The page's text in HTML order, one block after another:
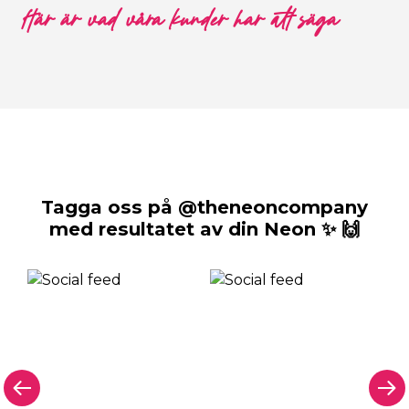
Här är vad våra kunder har att säga
Tagga oss på @theneoncompany
med resultatet av din Neon ✨ 🙌